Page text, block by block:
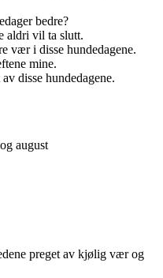
bedre?
aldri vil ta slutt.
vær i disse hundedagene.
mine.
disse hundedagene.
august
preget av kjølig vær og